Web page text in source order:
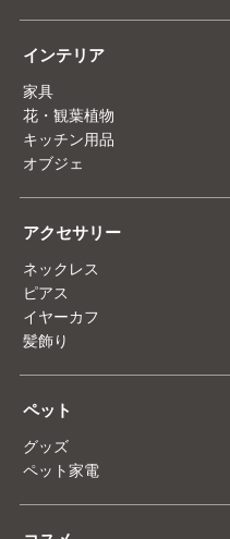
インテリア
家具
花・観葉植物
キッチン用品
オブジェ
アクセサリー
ネックレス
ピアス
イヤーカフ
髪飾り
ペット
グッズ
ペット家電